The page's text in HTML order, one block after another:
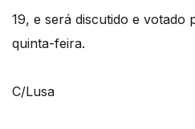
19, e será discutido e votado
quinta-feira.
C/Lusa